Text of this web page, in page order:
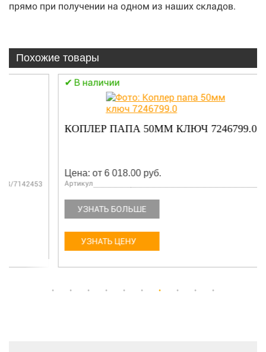
прямо при получении на одном из наших складов.
Похожие товары
В наличии
КОПЛЕР ПАПА 50ММ КЛЮЧ 7246799.0
Цена: от 6 018.00 руб.
Артикул
УЗНАТЬ БОЛЬШЕ
УЗНАТЬ ЦЕНУ